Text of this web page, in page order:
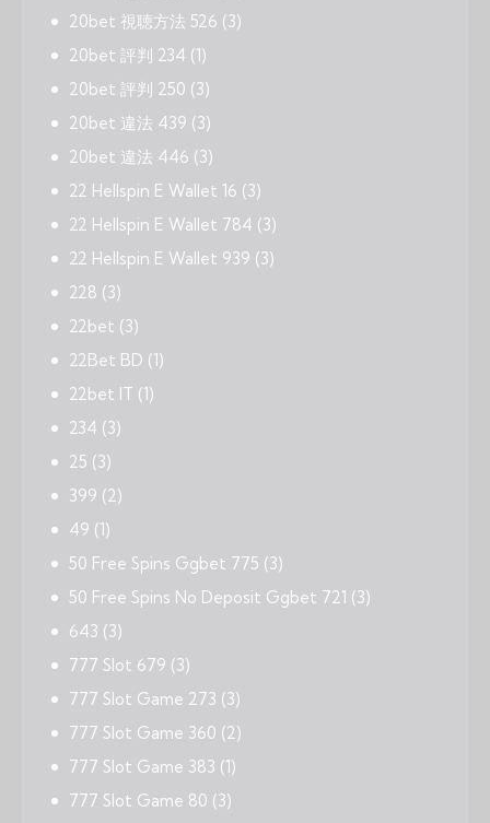
20bet 視聴方法 526 (3)
20bet 評判 234 (1)
20bet 評判 250 (3)
20bet 違法 439 (3)
20bet 違法 446 (3)
22 Hellspin E Wallet 16 (3)
22 Hellspin E Wallet 784 (3)
22 Hellspin E Wallet 939 (3)
228 (3)
22bet (3)
22Bet BD (1)
22bet IT (1)
234 (3)
25 (3)
399 (2)
49 (1)
50 Free Spins Ggbet 775 (3)
50 Free Spins No Deposit Ggbet 721 (3)
643 (3)
777 Slot 679 (3)
777 Slot Game 273 (3)
777 Slot Game 360 (2)
777 Slot Game 383 (1)
777 Slot Game 80 (3)